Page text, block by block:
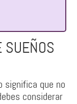
SUEÑOS
significa que no
considerar